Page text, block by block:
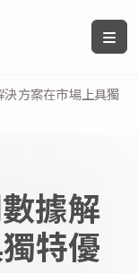
方案在市場上具獨
據解
特優